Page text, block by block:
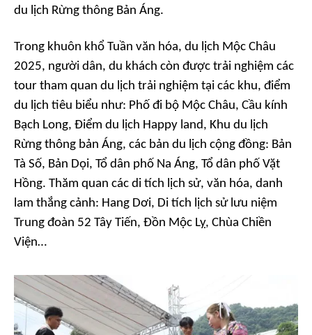
du lịch Rừng thông Bản Áng.
Trong khuôn khổ Tuần văn hóa, du lịch Mộc Châu
2025, người dân, du khách còn được trải nghiệm các
tour tham quan du lịch trải nghiệm tại các khu, điểm
du lịch tiêu biểu như: Phố đi bộ Mộc Châu, Cầu kính
Bạch Long, Điểm du lịch Happy land, Khu du lịch
Rừng thông bản Áng, các bản du lịch cộng đồng: Bản
Tà Số, Bản Dọi, Tổ dân phố Na Áng, Tổ dân phố Vặt
Hồng. Thăm quan các di tích lịch sử, văn hóa, danh
lam thắng cảnh: Hang Dơi, Di tích lịch sử lưu niệm
Trung đoàn 52 Tây Tiến, Đồn Mộc Lỵ, Chùa Chiền
Viện…